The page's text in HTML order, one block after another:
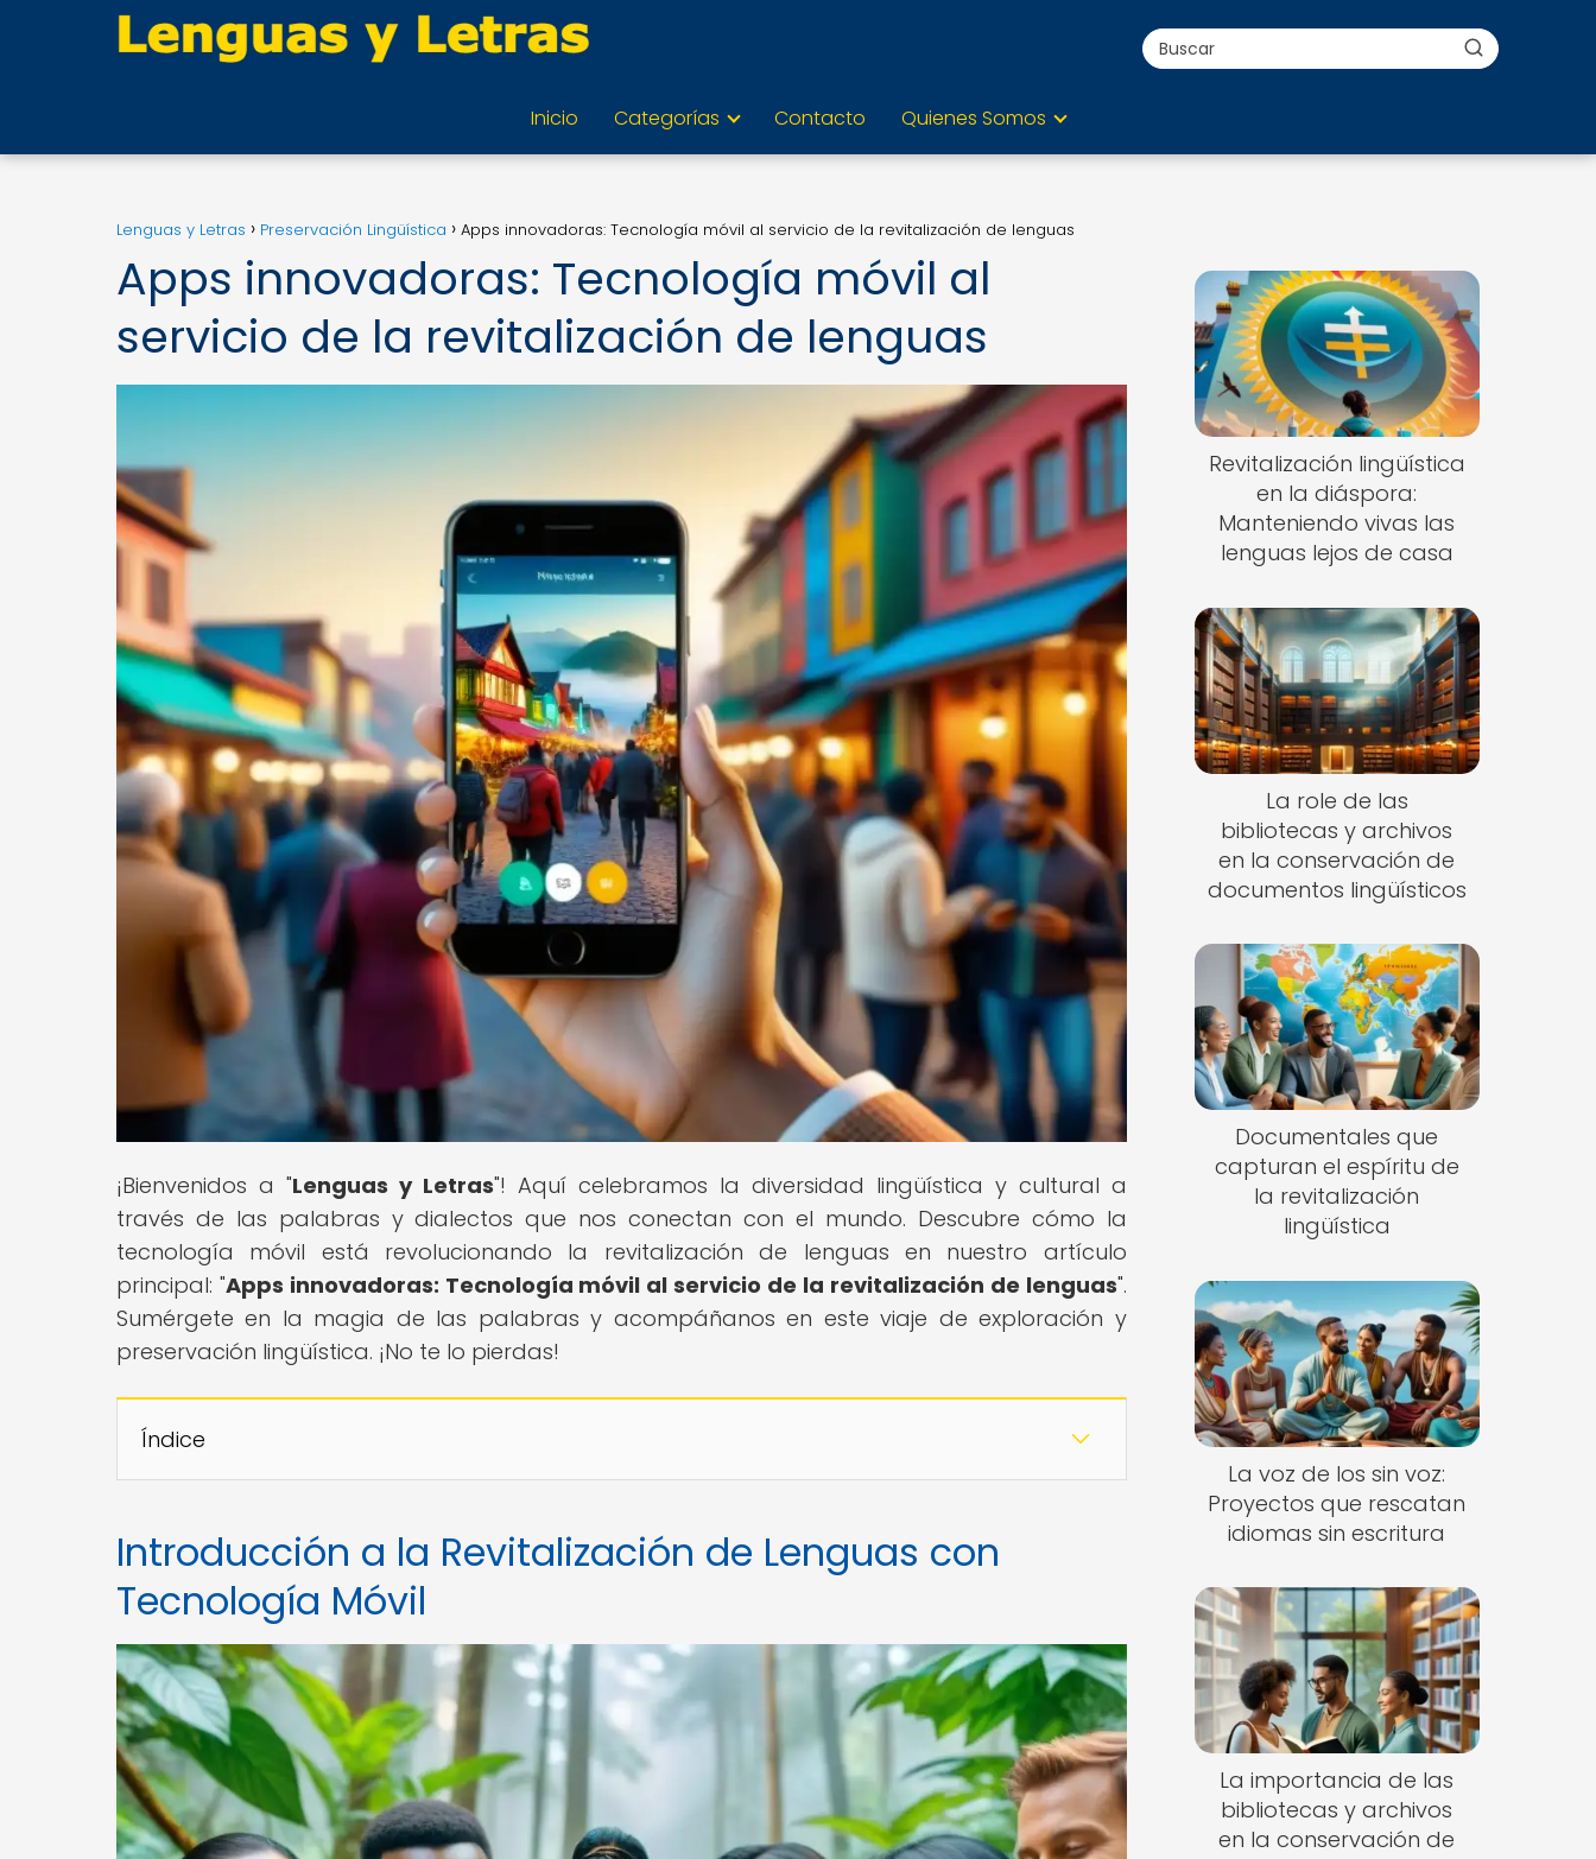
Inicio Categorías Contacto Quienes Somos
Lenguas y Letras Preservación Lingüística Apps innovadoras: Tecnología móvil al servicio de la revitalización de lenguas
Apps innovadoras: Tecnología móvil al
servicio de la revitalización de lenguas
¡Bienvenidos a "Lenguas y Letras"! Aquí celebramos la diversidad lingüística y cultural a
través de las palabras y dialectos que nos conectan con el mundo. Descubre cómo la
tecnología móvil está revolucionando la revitalización de lenguas en nuestro artículo
principal: "Apps innovadoras: Tecnología móvil al servicio de la revitalización de lenguas".
Sumérgete en la magia de las palabras y acompáñanos en este viaje de exploración y
preservación lingüística. ¡No te lo pierdas!
Índice
Introducción a la Revitalización de Lenguas con
Tecnología Móvil
Revitalización lingüística
en la diáspora:
Manteniendo vivas las
lenguas lejos de casa
La role de las
bibliotecas y archivos
en la conservación de
documentos lingüísticos
Documentales que
capturan el espíritu de
la revitalización
lingüística
La voz de los sin voz:
Proyectos que rescatan
idiomas sin escritura
La importancia de las
bibliotecas y archivos
en la conservación de